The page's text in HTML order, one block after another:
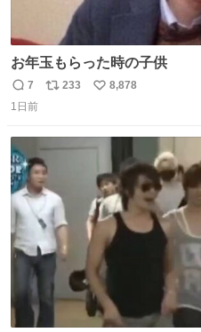
お年玉もらった時の子供
返
信
7
リ
ト
数
233
い
8,878
1日前